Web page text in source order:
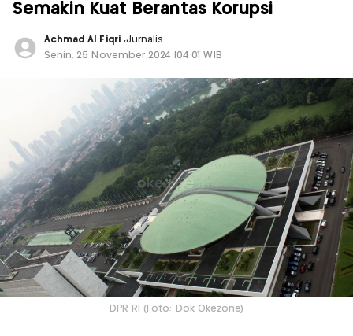
Semakin Kuat Berantas Korupsi
Achmad Al Fiqri ,Jurnalis
Senin, 25 November 2024 |04:01 WIB
DPR RI (Foto: Dok Okezone)